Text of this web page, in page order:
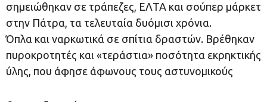
σημειώθηκαν σε τράπεζες, ΕΛΤΑ και σούπερ μάρκετ
στην Πάτρα, τα τελευταία δυόμισι χρόνια.
Όπλα και ναρκωτικά σε σπίτια δραστών. Βρέθηκαν
πυροκροτητές και «τεράστια» ποσότητα εκρηκτικής
ύλης, που άφησε άφωνους τους αστυνομικούς